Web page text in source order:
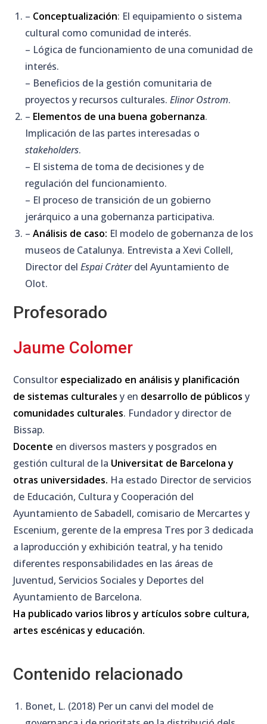
– Conceptualización: El equipamiento o sistema
cultural como comunidad de interés.
– Lógica de funcionamiento de una comunidad de
interés.
– Beneficios de la gestión comunitaria de
proyectos y recursos culturales.Elinor Ostrom.
– Elementos de una buena gobernanza.
Implicación de las partes interesadas o
stakeholders.
– El sistema de toma de decisiones y de
regulación del funcionamiento.
– El proceso de transición de un gobierno
jerárquico a una gobernanza participativa.
–Análisis de caso: El modelo de gobernanza de los
museos de Catalunya. Entrevista a Xevi Collell,
Director delEspai Cràterdel Ayuntamiento de
Olot.
Profesorado
Jaume Colomer
Consultor especializado en análisis y planificación
de sistemas culturales y en desarrollo de públicos y
comunidades culturales. Fundador y director de
Bissap.
Docente en diversos masters y posgrados en
gestión cultural de la Universitat de Barcelona y
otras universidades. Ha estado Director de servicios
de Educación, Cultura y Cooperación del
Ayuntamiento de Sabadell, comisario de Mercartes y
Escenium, gerente de la empresa Tres por 3 dedicada
a laproducción y exhibición teatral, y ha tenido
diferentes responsabilidades en las áreas de
Juventud, Servicios Sociales y Deportes del
Ayuntamiento de Barcelona.
Ha publicado varios libros y artículos sobre cultura,
artes escénicas y educación.
Contenido relacionado
Bonet, L. (2018) Per un canvi del model de